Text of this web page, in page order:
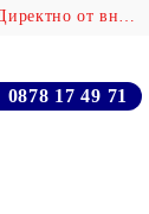
Крабов - Над 100 000 продукта на едно място. Директно от вносителя!
0878 17 49 71